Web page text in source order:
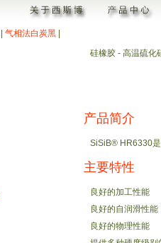
气相法白炭黑
硅橡胶 - 高温硫化
产品简介
SiSiB® HR6330
主要特性
良好的加工性能
良好的自润滑性能
良好的物理性能